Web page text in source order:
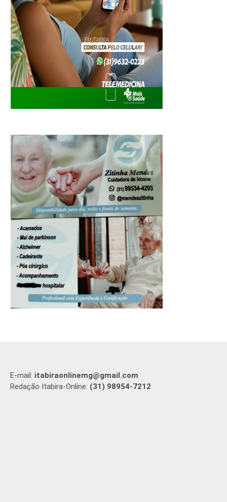
E-mail: itabiraonlinemg@gmail.com
Redação Itabira-Online: (31) 98954-7212